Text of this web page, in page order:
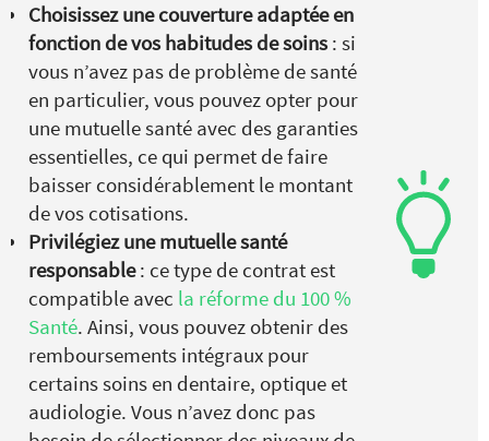
Choisissez une couverture adaptée en
fonction de vos habitudes de soins : si
vous n’avez pas de problème de santé
en particulier, vous pouvez opter pour
une mutuelle santé avec des garanties
essentielles, ce qui permet de faire
baisser considérablement le montant
de vos cotisations.
Privilégiez une mutuelle santé
responsable: ce type de contrat est
compatible avec la réforme du 100 %
Santé. Ainsi, vous pouvez obtenir des
remboursements intégraux pour
certains soins en dentaire, optique et
audiologie. Vous n’avez donc pas